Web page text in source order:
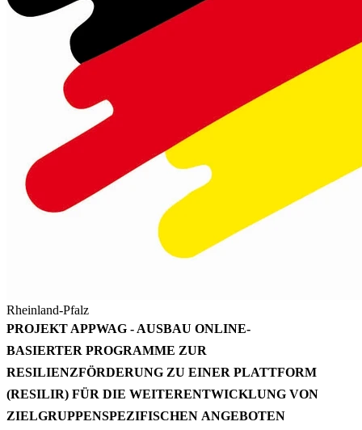
Rheinland-Pfalz
PROJEKT APPWAG - AUSBAU ONLINE-
BASIERTER PROGRAMME ZUR
RESILIENZFÖRDERUNG ZU EINER PLATTFORM
(RESILIR) FÜR DIE WEITERENTWICKLUNG VON
ZIELGRUPPENSPEZIFISCHEN ANGEBOTEN